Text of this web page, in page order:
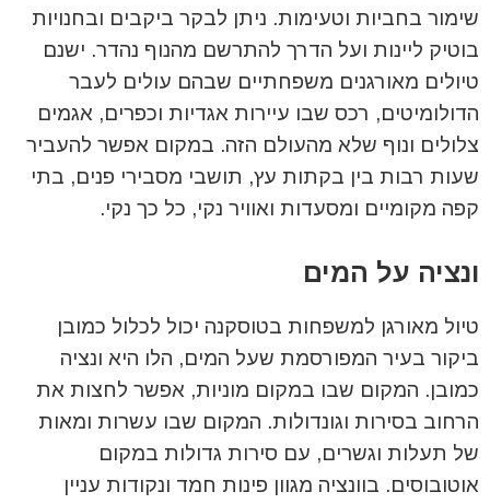
שימור בחביות וטעימות. ניתן לבקר ביקבים ובחנויות
בוטיק ליינות ועל הדרך להתרשם מהנוף נהדר. ישנם
טיולים מאורגנים משפחתיים שבהם עולים לעבר
הדולומיטים, רכס שבו עיירות אגדיות וכפרים, אגמים
צלולים ונוף שלא מהעולם הזה. במקום אפשר להעביר
שעות רבות בין בקתות עץ, תושבי מסבירי פנים, בתי
קפה מקומיים ומסעדות ואוויר נקי, כל כך נקי.
ונציה על המים
טיול מאורגן למשפחות בטוסקנה יכול לכלול כמובן
ביקור בעיר המפורסמת שעל המים, הלו היא ונציה
כמובן. המקום שבו במקום מוניות, אפשר לחצות את
הרחוב בסירות וגונדולות. המקום שבו עשרות ומאות
של תעלות וגשרים, עם סירות גדולות במקום
אוטובוסים. בוונציה מגוון פינות חמד ונקודות עניין